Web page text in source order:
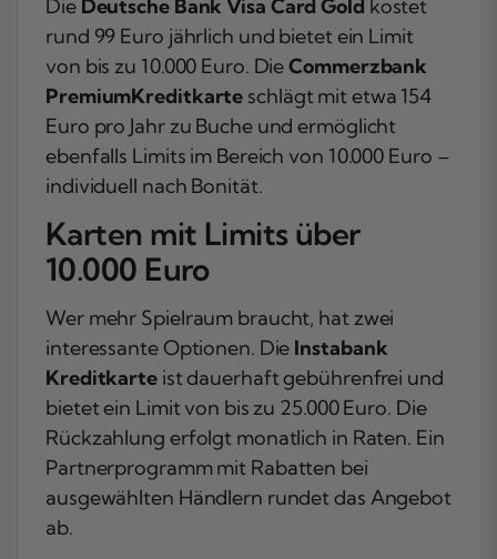
Die Deutsche Bank Visa Card Gold kostet
rund 99 Euro jährlich und bietet ein Limit
von bis zu 10.000 Euro. DieCommerzbank
PremiumKreditkarte schlägt mit etwa 154
Euro pro Jahr zu Buche und ermöglicht
ebenfalls Limits im Bereich von 10.000 Euro –
individuell nach Bonität.
Karten mit Limits über
10.000 Euro
Wer mehr Spielraum braucht, hat zwei
interessante Optionen. Die Instabank
Kreditkarteist dauerhaft gebührenfrei und
bietet ein Limit von bis zu 25.000 Euro. Die
Rückzahlung erfolgt monatlich in Raten. Ein
Partnerprogramm mit Rabatten bei
ausgewählten Händlern rundet das Angebot
ab.